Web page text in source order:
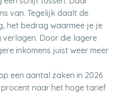
van. Tegelijk daalt de
het bedrag waarmee je je
Door die lagere
inkomens juist weer meer
een aantal zaken in 2026
naar het hoge tarief